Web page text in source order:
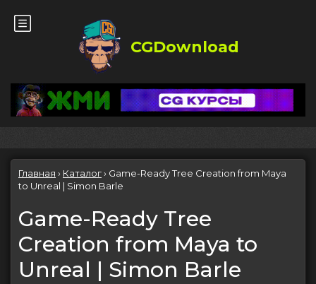
CGDownload
Главная › Каталог› Game-Ready Tree Creation from Maya
to Unreal | Simon Barle
Game-Ready Tree
Creation from Maya to
Unreal | Simon Barle